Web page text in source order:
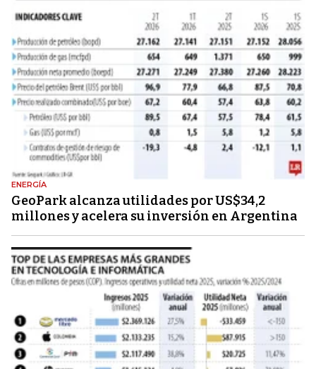
ENERGÍA
GeoPark alcanza utilidades por US$34,2
millones y acelera su inversión en Argentina